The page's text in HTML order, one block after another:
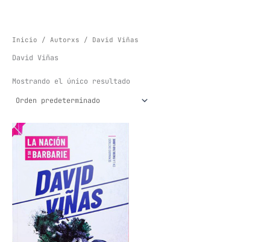
Inicio / Autorxs / David Viñas
David Viñas
Mostrando el único resultado